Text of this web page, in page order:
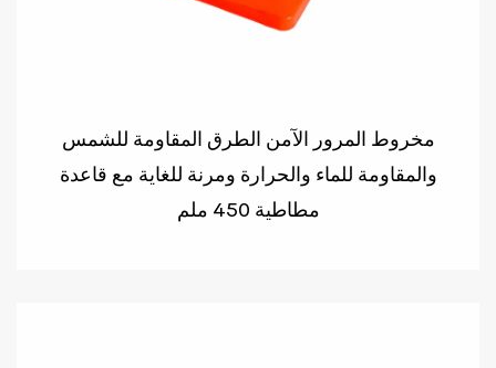
مخروط المرور الآمن الطرق المقاومة للشمس
والمقاومة للماء والحرارة ومرنة للغاية مع قاعدة
مطاطية 450 ملم